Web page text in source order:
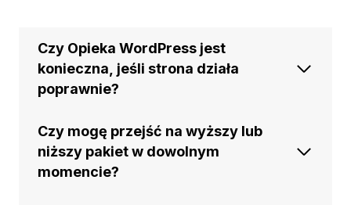
Czy Opieka WordPress jest
konieczna, jeśli strona działa
poprawnie?
Czy mogę przejść na wyższy lub
niższy pakiet w dowolnym
momencie?